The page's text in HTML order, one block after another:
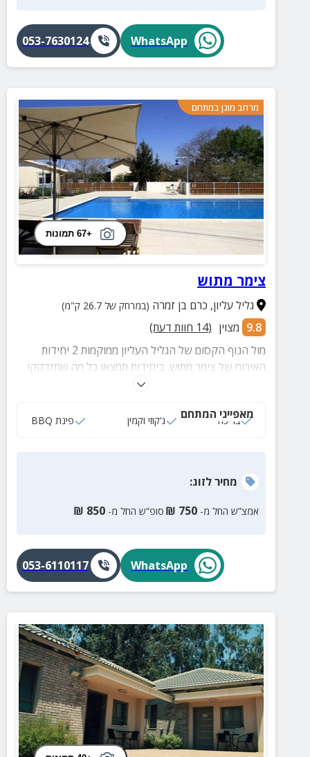
WhatsApp
053-7630124
מרחב מוגן במתחם
+67 תמונות
צימר מתוש
גליל עליון, כרם בן זמרה (במרחק של 26.7 ק"מ)
9.8 מצוין (
14 חוות דעת)
מול הנוף הקסום של הגליל העליון ממוקמות 2 יחידות
האירוח של צימר מתוש. ביחידות תמצאו כל מה שתזדקקו
לו במהלך החופשה ובחצר המטופחת בריכה המשקיפה אל
מאפייני המתחם
בריכה ג‘קוזי וקמין פינת BBQ
מחירלזוג:
אמצ”ש החל מ- 750
₪ סופ”ש החל מ- 850
₪
WhatsApp
053-6110117